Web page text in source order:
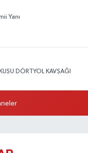
Yanı
DÖRTYOL KAVŞAĞI